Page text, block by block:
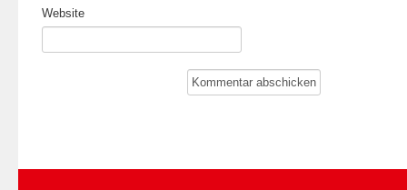
Website